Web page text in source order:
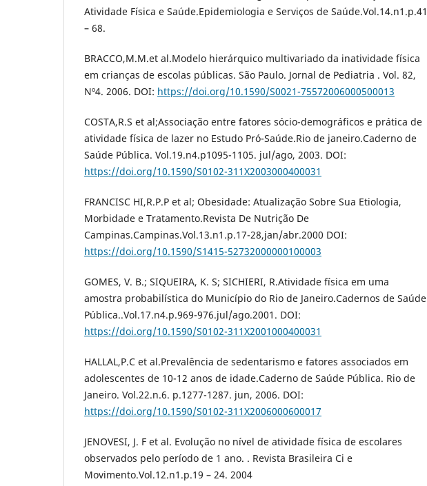
Atividade Física e Saúde.Epidemiologia e Serviços de Saúde.Vol.14.n1.p.41
– 68.
BRACCO,M.M.et al.Modelo hierárquico multivariado da inatividade física
em crianças de escolas públicas. São Paulo. Jornal de Pediatria . Vol. 82,
Nº4. 2006. DOI: https://doi.org/10.1590/S0021-75572006000500013
COSTA,R.S et al;Associação entre fatores sócio-demográficos e prática de
atividade física de lazer no Estudo Pró-Saúde.Rio de janeiro.Caderno de
Saúde Pública. Vol.19.n4.p1095-1105. jul/ago, 2003. DOI:
https://doi.org/10.1590/S0102-311X2003000400031
FRANCISC HI,R.P.P et al; Obesidade: Atualização Sobre Sua Etiologia,
Morbidade e Tratamento.Revista De Nutrição De
Campinas.Campinas.Vol.13.n1.p.17-28,jan/abr.2000 DOI:
https://doi.org/10.1590/S1415-52732000000100003
GOMES, V. B.; SIQUEIRA, K. S; SICHIERI, R.Atividade física em uma
amostra probabilística do Município do Rio de Janeiro.Cadernos de Saúde
Pública..Vol.17.n4.p.969-976.jul/ago.2001. DOI:
https://doi.org/10.1590/S0102-311X2001000400031
HALLAL,P.C et al.Prevalência de sedentarismo e fatores associados em
adolescentes de 10-12 anos de idade.Caderno de Saúde Pública. Rio de
Janeiro. Vol.22.n.6. p.1277-1287. jun, 2006. DOI:
https://doi.org/10.1590/S0102-311X2006000600017
JENOVESI, J. F et al. Evolução no nível de atividade física de escolares
observados pelo período de 1 ano. . Revista Brasileira Ci e
Movimento.Vol.12.n1.p.19 – 24. 2004